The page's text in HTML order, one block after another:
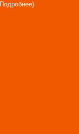
Подробнее)